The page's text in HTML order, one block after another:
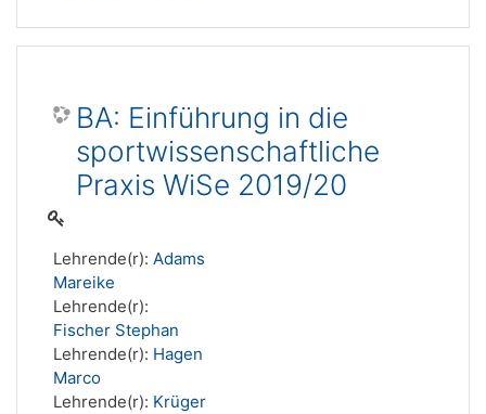
BA: Einführung in die
sportwissenschaftliche
Praxis WiSe 2019/20
Lehrende(r): Adams
Mareike
Lehrende(r):
Fischer Stephan
Lehrende(r): Hagen
Marco
Lehrende(r): Krüger